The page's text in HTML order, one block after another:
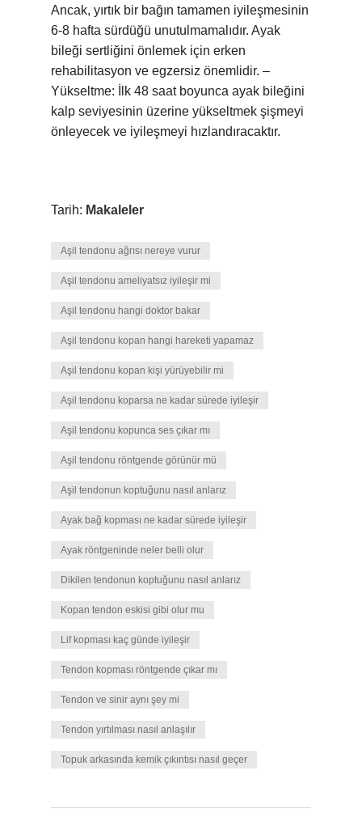
Ancak, yırtık bir bağın tamamen iyileşmesinin
6-8 hafta sürdüğü unutulmamalıdır. Ayak
bileği sertliğini önlemek için erken
rehabilitasyon ve egzersiz önemlidir. –
Yükseltme: İlk 48 saat boyunca ayak bileğini
kalp seviyesinin üzerine yükseltmek şişmeyi
önleyecek ve iyileşmeyi hızlandıracaktır.
Tarih: Makaleler
Aşil tendonu ağrısı nereye vurur
Aşil tendonu ameliyatsız iyileşir mi
Aşil tendonu hangi doktor bakar
Aşil tendonu kopan hangi hareketi yapamaz
Aşil tendonu kopan kişi yürüyebilir mi
Aşil tendonu koparsa ne kadar sürede iyileşir
Aşil tendonu kopunca ses çıkar mı
Aşil tendonu röntgende görünür mü
Aşil tendonun koptuğunu nasıl anlarız
Ayak bağ kopması ne kadar sürede iyileşir
Ayak röntgeninde neler belli olur
Dikilen tendonun koptuğunu nasıl anlarız
Kopan tendon eskisi gibi olur mu
Lif kopması kaç günde iyileşir
Tendon kopması röntgende çıkar mı
Tendon ve sinir aynı şey mi
Tendon yırtılması nasıl anlaşılır
Topuk arkasında kemik çıkıntısı nasıl geçer